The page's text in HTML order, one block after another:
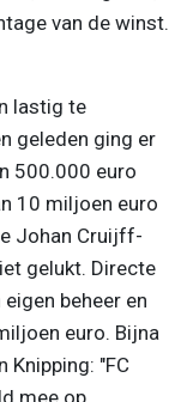
van de winst.
lastig te
geleden ging er
500.000 euro
10 miljoen euro
Johan Cruijff-
gelukt. Directe
beheer en
euro. Bijna
Knipping: "FC
mee op.